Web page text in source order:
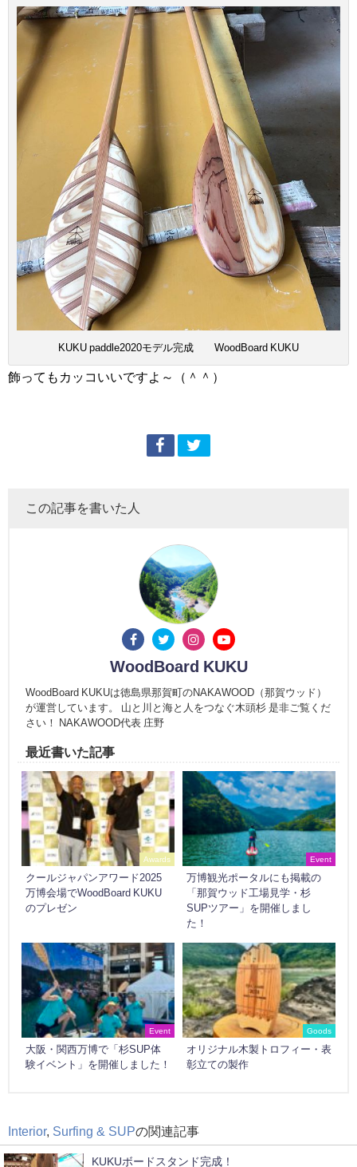
KUKU paddle2020モデル完成 WoodBoard KUKU
飾ってもカッコいいですよ～（＾＾）
この記事を書いた人
WoodBoard KUKU
WoodBoard KUKUは徳島県那賀町のNAKAWOOD（那賀ウッド）
が運営しています。 山と川と海と人をつなぐ木頭杉 是非ご覧くだ
さい！ NAKAWOOD代表 庄野
最近書いた記事
Awards
クールジャパンアワード2025
万博会場でWoodBoard KUKU
のプレゼン
Event
万博観光ポータルにも掲載の
「那賀ウッド工場見学・杉
SUPツアー」を開催しまし
た！
Event
大阪・関西万博で「杉SUP体
験イベント」を開催しました！
Goods
オリジナル木製トロフィー・表
彰立ての製作
Interior, Surfing & SUPの関連記事
KUKUボードスタンド完成！